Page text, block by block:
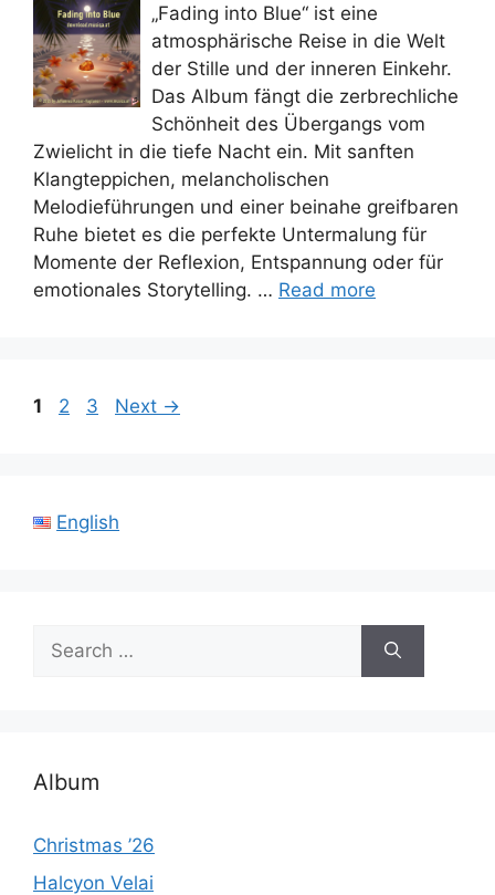
„Fading into Blue“ ist eine
atmosphärische Reise in die Welt
der Stille und der inneren Einkehr.
Das Album fängt die zerbrechliche
Schönheit des Übergangs vom
Zwielicht in die tiefe Nacht ein. Mit sanften
Klangteppichen, melancholischen
Melodieführungen und einer beinahe greifbaren
Ruhe bietet es die perfekte Untermalung für
Momente der Reflexion, Entspannung oder für
emotionales Storytelling. … Read more
Page
1 Page
2 Page
3 Next →
English
Search
for:
Album
Christmas ’26
Halcyon Velai